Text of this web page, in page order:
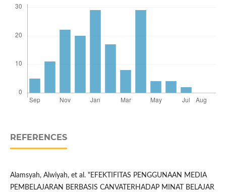
REFERENCES
Alamsyah, Alwiyah, et al. "EFEKTIFITAS PENGGUNAAN MEDIA
PEMBELAJARAN BERBASIS CANVATERHADAP MINAT BELAJAR